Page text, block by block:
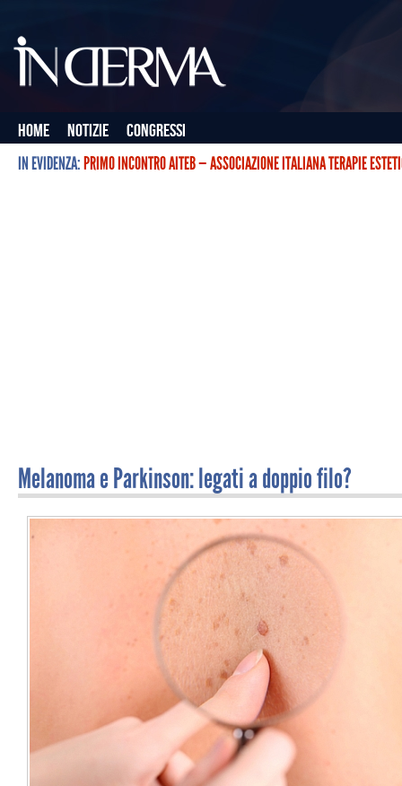
Home Notizie
Congressi
IN EVIDENZA:PRIMO INCONTRO AITEB — ASSOCIAZIONE ITALIANA TERAPIE
Melanoma e Parkinson: legati a doppio filo?